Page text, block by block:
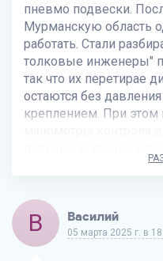
пневмо подвески.
Мурманскую область
работать. Стали
толковые инженеры"
так что их перетирае
остаются без
креплением. При этом
цепляет колесо. Иеще
В Василий
05 марта 2025 г. в